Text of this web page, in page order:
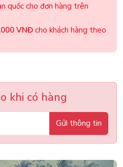
quốc cho đơn hàng trên
VNĐ cho khách hàng theo
khi có hàng
Gửi thông tin